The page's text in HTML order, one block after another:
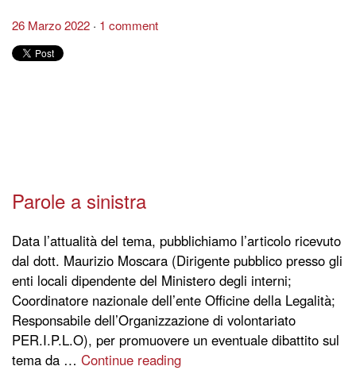
26 Marzo 2022 1 comment
Parole a sinistra
Data l’attualità del tema, pubblichiamo l’articolo ricevuto
dal dott. Maurizio Moscara (Dirigente pubblico presso gli
enti locali dipendente del Ministero degli interni;
Coordinatore nazionale dell’ente Officine della Legalità;
Responsabile dell’Organizzazione di volontariato
PER.I.P.L.O), per promuovere un eventuale dibattito sul
tema da … Continue reading